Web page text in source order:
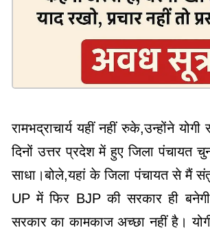
रामभद्राचार्य यहीं नहीं रुके,उन्होंने
दिनों उत्तर प्रदेश में हुए जिला पंचायत
साधा।बोले,यहां के जिला पंचायत से मैं
UP में फिर BJP की सरकार ही
सरकार का कामकाज अच्छा नहीं है।